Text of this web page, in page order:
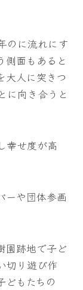
のに流れにす
側面もあると
大人に突きつ
に向き合うと
幸せ度が高
ーや団体参画
園跡地で子ど
切り遊び作
どもたちの